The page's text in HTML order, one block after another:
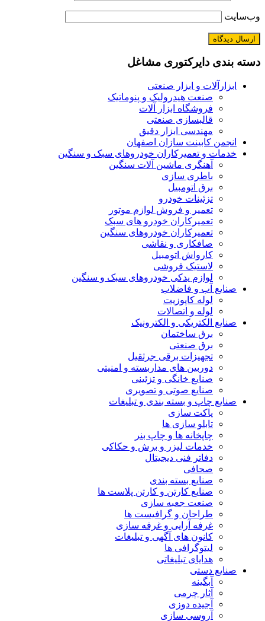
وب‌سایت
دسته بندی دایرکتوری مشاغل
ابزارآلات و ابزار صنعتی
صنعت هیدرولیک و پنوماتیک
فروشگاه ابزار آلات
قالبسازی صنعتی
مهندسی ابزار دقیق
انجمن کابینت سازان اصفهان
خدمات و تعمیرکاران خودروهای سبک و سنگین
آهنگری ماشین آلات سنگین
باطری سازی
برق اتومبیل
تزئینات خودرو
تعمیر و فروش لوازم موتور
تعمیرکاران خودرو های سبک
تعمیرکاران خودروهای سنگین
صافکاری و نقاشی
کارواش اتومبیل
لاستیک فروشی
لوازم یدکی خودروهای سبک و سنگین
صنایع آب و فاضلاب
لوله کاپوزیت
لوله و اتصالات
صنایع الکتریکی و الکترونیک
برق ساختمان
برق صنعتی
تجهیزات برقی جرثقیل
دوربین های مداربسته و امنیتی
صنایع خانگی و تزئینی
صنایع صوتی و تصویری
صنایع چاپ و بسته بندی و تبلیغات
پاکت سازی
تابلو سازی ها
چاپخانه ها و چاپ بنر
خدمات لیزر و برش و حکاکی
دفاتر فنی دیجیتال
صحافی
صنایع بسته بندی
صنایع کارتن و کارتن پلاست ها
صنعت جعبه سازی
طراحان و گرافیست ها
غرفه آرایی و غرفه سازی
کانون های آگهی و تبلیغات
لیتوگرافی ها
هدایای تبلیغاتی
صنایع دستی
آبگینه
آثار چرمی
آجیده دوزی
آروسی سازی